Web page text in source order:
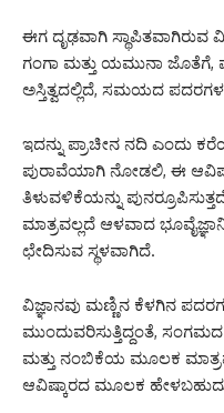
ಈಗ ದೃಢವಾಗಿ
ಗಂಗಾ ಮತ್ತು ಯಮುನಾ
ಅಸ್ತಿತ್ವದಲ್ಲಿದೆ, ಸಮಯದ
ಇದನ್ನು ಪ್ರಾಚೀನ ನದಿ ಎಂದು
ಪುರಾವೆಯಾಗಿ ನೋಡಲಿ, ಈ
ತಿಳುವಳಿಕೆಯನ್ನು
ಮಾತ್ರವಲ್ಲದೆ ಆಳವಾದ
ಛೇದಿಸುವ ಸ್ಥಳವಾಗಿದೆ.
ವಿಜ್ಞಾನವು ಮಣ್ಣಿನ ಕೆಳಗಿನ
ಮುಂದುವರಿಸುತ್ತಿದ್ದಂತೆ,
ಮತ್ತು ನಂಬಿಕೆಯ ಮೂಲಕ
ಆವಿಷ್ಕಾರದ ಮೂಲಕ ಹೇಳಬಹುದು